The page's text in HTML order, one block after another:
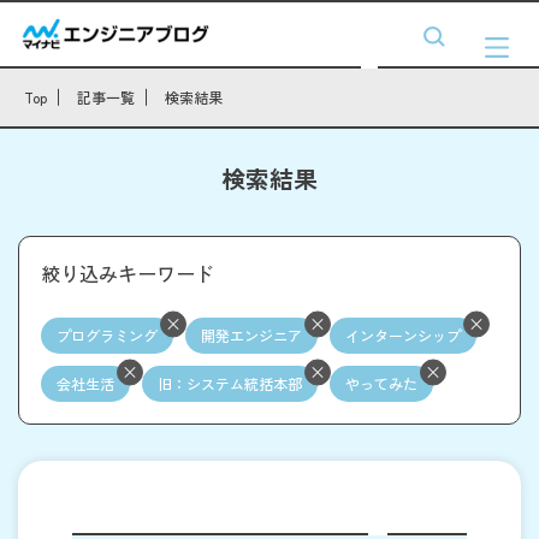
Top 記事一覧 検索結果
検索結果
絞り込みキーワード
プログラミング 開発エンジニア インターンシップ
会社生活 旧：システム統括本部 やってみた